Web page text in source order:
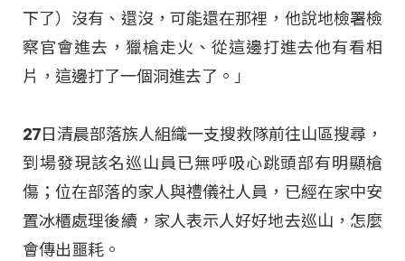
下了）沒有、還沒，可能還在那裡，他說地檢署檢
察官會進去，獵槍走火、從這邊打進去他有看相
片，這邊打了一個洞進去了。」
27日清晨部落族人組織一支搜救隊前往山區搜尋，
到場發現該名巡山員已無呼吸心跳頭部有明顯槍
傷；位在部落的家人與禮儀社人員，已經在家中安
置冰櫃處理後續，家人表示人好好地去巡山，怎麼
會傳出噩耗。